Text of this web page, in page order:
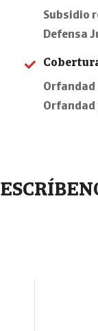
Subsidio
Defensa
Orfandad
Orfandad